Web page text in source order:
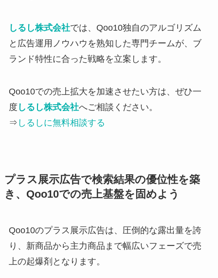
しるし株式会社では、Qoo10独自のアルゴリズム
と広告運用ノウハウを熟知した専門チームが、ブ
ランド特性に合った戦略を立案します。
Qoo10での売上拡大を加速させたい方は、ぜひ一
度 しるし株式会社へご相談ください。
⇒ しるしに無料相談する
プラス展示広告で検索結果の優位性を築
き、Qoo10での売上基盤を固めよう
Qoo10のプラス展示広告は、圧倒的な露出量を誇
り、新商品から主力商品まで幅広いフェーズで売
上の起爆剤となります。